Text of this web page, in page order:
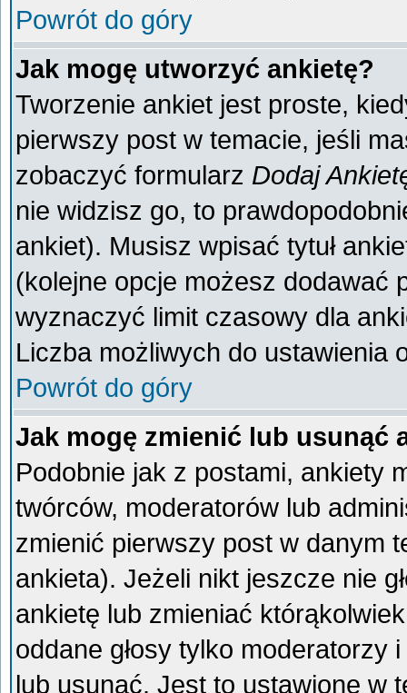
Powrót do góry
Jak mogę utworzyć ankietę?
Tworzenie ankiet jest proste,
pierwszy post w temacie, jeśli
zobaczyć formularz Dodaj
nie widzisz go, to
ankiet). Musisz wpisać tytuł
(kolejne opcje możesz dodawać
wyznaczyć limit czasowy dla
Liczba możliwych do ustawienia
Powrót do góry
Jak mogę zmienić lub usunąć
Podobnie jak z postami, ankiety
twórców, moderatorów lub
zmienić pierwszy post w danym
ankieta). Jeżeli nikt jeszcze nie
ankietę lub zmieniać
oddane głosy tylko moderatorzy
lub usunąć. Jest to ustawione w